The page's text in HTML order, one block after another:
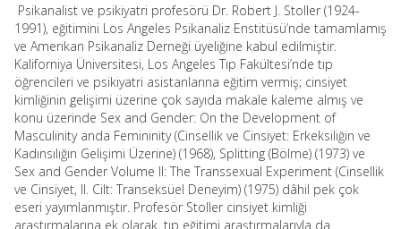
Psikanalist ve psikiyatri profesörü Dr. Robert J. Stoller (1924-
1991), eğitimini Los Angeles Psikanaliz Enstitüsü’nde tamamlamış
ve Amerikan Psikanaliz Derneği üyeliğine kabul edilmiştir.
Kaliforniya Üniversitesi, Los Angeles Tıp Fakültesi’nde tıp
öğrencileri ve psikiyatri asistanlarına eğitim vermiş; cinsiyet
kimliğinin gelişimi üzerine çok sayıda makale kaleme almış ve
konu üzerinde Sex and Gender: On the Development of
Masculinity anda Femininity(Cinsellik ve Cinsiyet: Erkeksiliğin ve
Kadınsılığın Gelişimi Üzerine) (1968), Splitting (Bölme) (1973) ve
Sex and Gender Volume II: The Transsexual Experiment (Cinsellik
ve Cinsiyet, II. Cilt: Transeksüel Deneyim) (1975) dâhil pek çok
eseri yayımlanmıştır. Profesör Stoller cinsiyet kimliği
araştırmalarına ek olarak, tıp eğitimi araştırmalarıyla da